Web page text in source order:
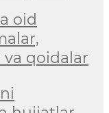
oid
va qoidalar